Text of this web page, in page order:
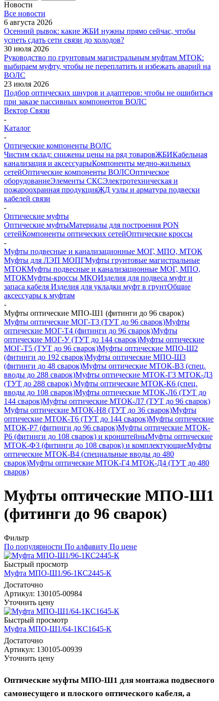
Новости
Все новости
6 августа 2026
Осенний рывок: какие ЖБИ нужны прямо сейчас, чтобы
успеть сдать сети связи до холодов?
30 июля 2026
Руководство по грунтовым магистральным муфтам МТОК:
выбираем муфту, чтобы не переплатить и избежать аварий на
ВОЛС
23 июля 2026
Подбор оптических шнуров и адаптеров: чтобы не ошибиться
при заказе пассивных компонентов ВОЛС
Вектор Связи
-
Каталог
-
Оптические компоненты ВОЛС
Чистим склад: снижены цены на ряд товаровЖБИКабельная
канализация и аксессуарыКомпоненты медно-жильных
сетейОптические компоненты ВОЛСОптическое
оборудованиеЭлементы СКСЭлектротехническая и
пожароохранная продукцияЖД узлы и арматура подвески
кабелей связи
-
Оптические муфты
Оптические муфтыМатериалы для построения PON
сетейКомпоненты оптических сетейОптические кроссы
-
Муфты подвесные и канализационные МОГ, МПО, МТОК
Муфты для ЛЭП МОПГМуфты грунтовые магистральные
МТОКМуфты подвесные и канализационные МОГ, МПО,
МТОКМуфты-кроссы МКОИзделия для подвеса муфт и
запаса кабеля Изделия для укладки муфт в грунтОбщие
аксессуары к муфтам
-
Муфты оптические МПО-Ш1 (фитинги до 96 сварок)
Муфты оптические МОГ-Т3 (ТУТ до 96 сварок)Муфты
оптические МОГ-Т4 (фитинги до 96 сварок)Муфты
оптические МОГ-У (ТУТ до 144 сварок)Муфты оптические
МОГ-Т5 (ТУТ до 96 сварок)Муфты оптические МПО-Ш2
(фитинги до 192 сварок)Муфты оптические МПО-Ш3
(фитинги до 48 сварок)Муфты оптические МТОК-В3 (спец.
вводы до 288 сварок)Муфты оптические МТОК-Г3 МТОК-Д3
(ТУТ до 288 сварок) Муфты оптические МТОК-К6 (спец.
вводы до 108 сварок)Муфты оптические МТОК-Л6 (ТУТ до
144 сварок)Муфты оптические МТОК-Л7 (ТУТ до 96 сварок)
Муфты оптические МТОК-Н8 (ТУТ до 36 сварок)Муфты
оптические МТОК-Т6 (ТУТ до 144 сварок)Муфты оптические
МТОК-Р7 (фитинги до 96 сварок)Муфты оптические МТОК-
Р6 (фитинги до 108 сварок) и кронштейныМуфты оптические
МТОК-Ф3 (фитинги до 108 сварок) и комплектующиеМуфты
оптические МТОК-В4 (специальные вводы до 480
сварок)Муфты оптические МТОК-Г4 МТОК-Д4 (ТУТ до 480
сварок)
Муфты оптические МПО-Ш1
(фитинги до 96 сварок)
Фильтр
По популярности По алфавиту По цене
Быстрый просмотр
Муфта МПО-Ш1/96-1КС2445-К
Достаточно
Артикул: 130105-00984
Уточнить цену
Быстрый просмотр
Муфта МПО-Ш1/64-1КС1645-К
Достаточно
Артикул: 130105-00939
Уточнить цену
Оптические муфты МПО-Ш1 для монтажа подвесного
самонесущего и плоского оптического кабеля, а